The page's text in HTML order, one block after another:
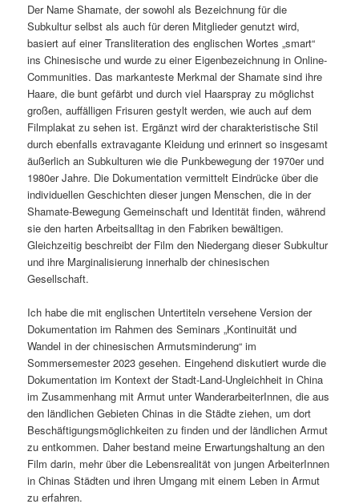
Der Name Shamate, der sowohl als Bezeichnung für die
Subkultur selbst als auch für deren Mitglieder genutzt wird,
basiert auf einer Transliteration des englischen Wortes „smart“
ins Chinesische und wurde zu einer Eigenbezeichnung in Online-
Communities. Das markanteste Merkmal der Shamate sind ihre
Haare, die bunt gefärbt und durch viel Haarspray zu möglichst
großen, auffälligen Frisuren gestylt werden, wie auch auf dem
Filmplakat zu sehen ist. Ergänzt wird der charakteristische Stil
durch ebenfalls extravagante Kleidung und erinnert so insgesamt
äußerlich an Subkulturen wie die Punkbewegung der 1970er und
1980er Jahre. Die Dokumentation vermittelt Eindrücke über die
individuellen Geschichten dieser jungen Menschen, die in der
Shamate-Bewegung Gemeinschaft und Identität finden, während
sie den harten Arbeitsalltag in den Fabriken bewältigen.
Gleichzeitig beschreibt der Film den Niedergang dieser Subkultur
und ihre Marginalisierung innerhalb der chinesischen
Gesellschaft.
Ich habe die mit englischen Untertiteln versehene Version der
Dokumentation im Rahmen des Seminars „Kontinuität und
Wandel in der chinesischen Armutsminderung“ im
Sommersemester 2023 gesehen. Eingehend diskutiert wurde die
Dokumentation im Kontext der Stadt-Land-Ungleichheit in China
im Zusammenhang mit Armut unter WanderarbeiterInnen, die aus
den ländlichen Gebieten Chinas in die Städte ziehen, um dort
Beschäftigungsmöglichkeiten zu finden und der ländlichen Armut
zu entkommen. Daher bestand meine Erwartungshaltung an den
Film darin, mehr über die Lebensrealität von jungen ArbeiterInnen
in Chinas Städten und ihren Umgang mit einem Leben in Armut
zu erfahren.